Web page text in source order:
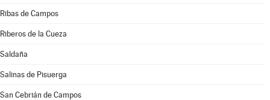
Ribas de Campos
Riberos de la Cueza
Saldaña
Salinas de Pisuerga
San Cebrián de Campos